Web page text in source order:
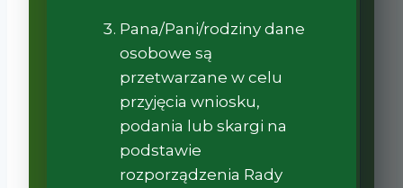
Pana/Pani/rodziny dane
osobowe są
przetwarzane w celu
przyjęcia wniosku,
podania lub skargi na
podstawie
rozporządzenia Rady